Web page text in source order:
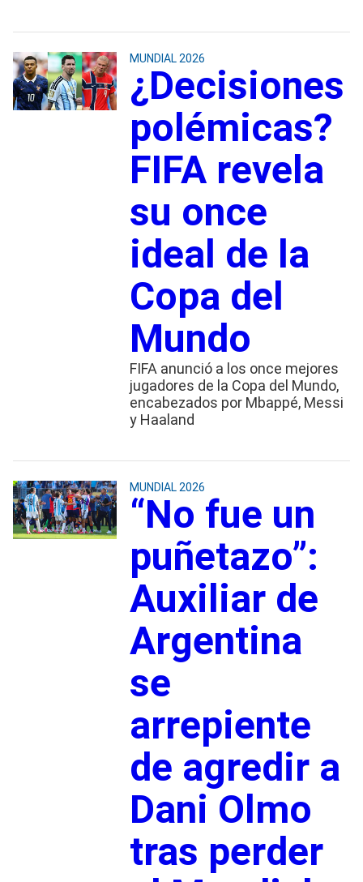
MUNDIAL 2026
¿Decisiones
polémicas?
FIFA revela
su once
ideal de la
Copa del
Mundo
FIFA anunció a los once mejores
jugadores de la Copa del Mundo,
encabezados por Mbappé, Messi
y Haaland
MUNDIAL 2026
“No fue un
puñetazo”:
Auxiliar de
Argentina
se
arrepiente
de agredir a
Dani Olmo
tras perder